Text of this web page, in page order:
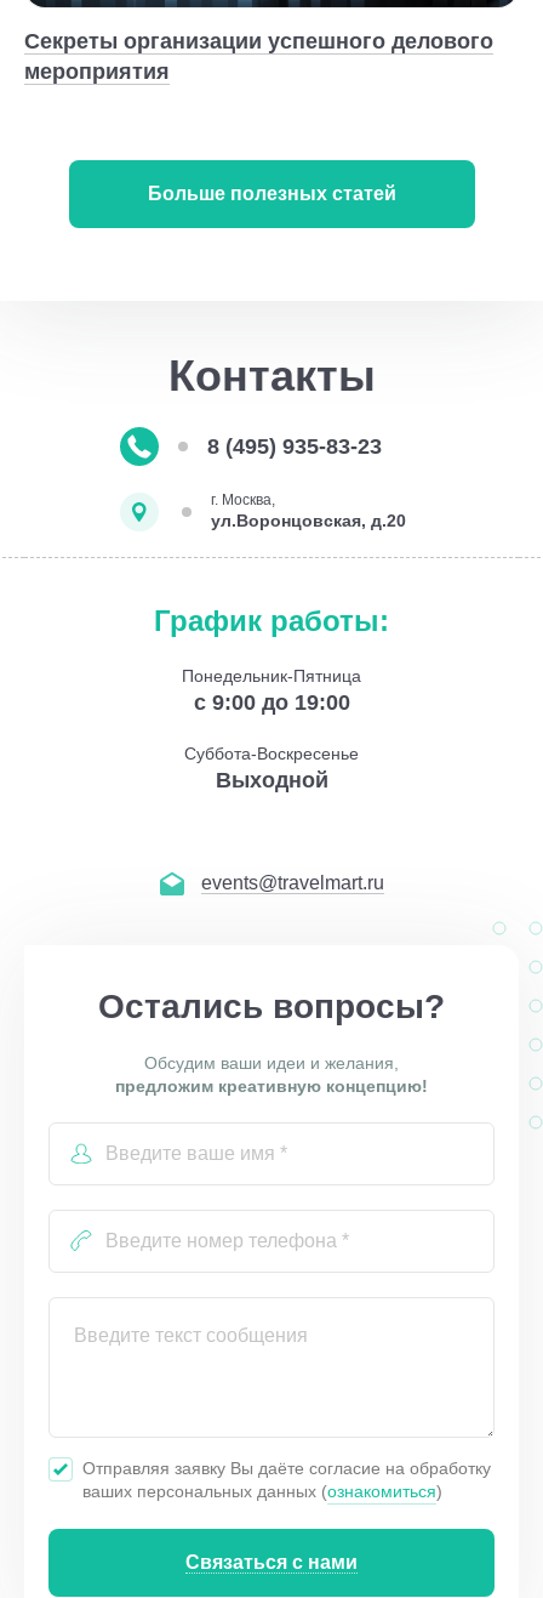
Секреты организации успешного делового
мероприятия
Больше полезных статей
Контакты
8 (495) 935-83-23
г. Москва,
ул.Воронцовская, д.20
График работы:
Понедельник-Пятница
с 9:00 до 19:00
Суббота-Воскресенье
Выходной
events@travelmart.ru
Остались вопросы?
Обсудим ваши идеи и желания,
предложим креативную концепцию!
Отправляя заявку Вы даёте согласие на обработку
ваших персональных данных (ознакомиться)
Связаться с нами